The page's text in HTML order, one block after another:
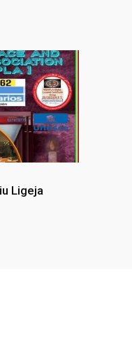
Ligeja